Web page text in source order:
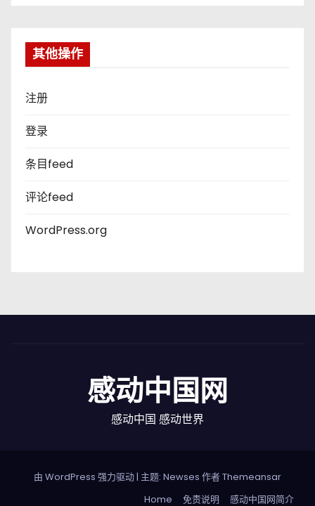
其他操作
注册
登录
条目feed
评论feed
WordPress.org
感动中国网
感动中国 感动世界
由 WordPress 强力驱动 | 主题: Newses 作者Themeansar
Home
免责说明 感动中国网简介